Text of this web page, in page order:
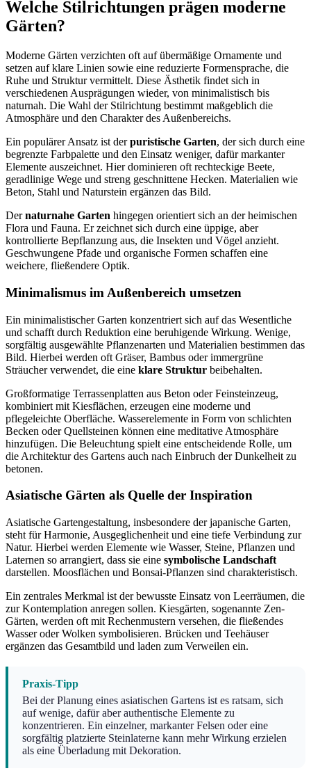
Welche Stilrichtungen prägen moderne
Gärten?
Moderne Gärten verzichten oft auf übermäßige Ornamente und
setzen auf klare Linien sowie eine reduzierte Formensprache, die
Ruhe und Struktur vermittelt. Diese Ästhetik findet sich in
verschiedenen Ausprägungen wieder, von minimalistisch bis
naturnah. Die Wahl der Stilrichtung bestimmt maßgeblich die
Atmosphäre und den Charakter des Außenbereichs.
Ein populärer Ansatz ist derpuristische Garten, der sich durch eine
begrenzte Farbpalette und den Einsatz weniger, dafür markanter
Elemente auszeichnet. Hier dominieren oft rechteckige Beete,
geradlinige Wege und streng geschnittene Hecken. Materialien wie
Beton, Stahl und Naturstein ergänzen das Bild.
Dernaturnahe Garten hingegen orientiert sich an der heimischen
Flora und Fauna. Er zeichnet sich durch eine üppige, aber
kontrollierte Bepflanzung aus, die Insekten und Vögel anzieht.
Geschwungene Pfade und organische Formen schaffen eine
weichere, fließendere Optik.
Minimalismus im Außenbereich umsetzen
Ein minimalistischer Garten konzentriert sich auf das Wesentliche
und schafft durch Reduktion eine beruhigende Wirkung. Wenige,
sorgfältig ausgewählte Pflanzenarten und Materialien bestimmen das
Bild. Hierbei werden oft Gräser, Bambus oder immergrüne
Sträucher verwendet, die eine klare Struktur beibehalten.
Großformatige Terrassenplatten aus Beton oder Feinsteinzeug,
kombiniert mit Kiesflächen, erzeugen eine moderne und
pflegeleichte Oberfläche. Wasserelemente in Form von schlichten
Becken oder Quellsteinen können eine meditative Atmosphäre
hinzufügen. Die Beleuchtung spielt eine entscheidende Rolle, um
die Architektur des Gartens auch nach Einbruch der Dunkelheit zu
betonen.
Asiatische Gärten als Quelle der Inspiration
Asiatische Gartengestaltung, insbesondere der japanische Garten,
steht für Harmonie, Ausgeglichenheit und eine tiefe Verbindung zur
Natur. Hierbei werden Elemente wie Wasser, Steine, Pflanzen und
Laternen so arrangiert, dass sie eine symbolische Landschaft
darstellen. Moosflächen und Bonsai-Pflanzen sind charakteristisch.
Ein zentrales Merkmal ist der bewusste Einsatz von Leerräumen, die
zur Kontemplation anregen sollen. Kiesgärten, sogenannte Zen-
Gärten, werden oft mit Rechenmustern versehen, die fließendes
Wasser oder Wolken symbolisieren. Brücken und Teehäuser
ergänzen das Gesamtbild und laden zum Verweilen ein.
Praxis-Tipp
Bei der Planung eines asiatischen Gartens ist es ratsam, sich
auf wenige, dafür aber authentische Elemente zu
konzentrieren. Ein einzelner, markanter Felsen oder eine
sorgfältig platzierte Steinlaterne kann mehr Wirkung erzielen
als eine Überladung mit Dekoration.